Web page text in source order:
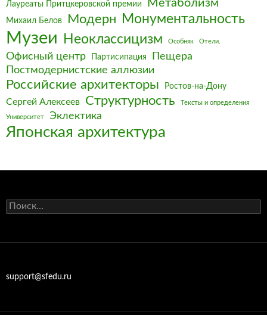
Лауреаты Притцкеровской премии
Метаболизм
Михаил Белов Модерн Монументальность
Музеи Неоклассицизм Особняк Отели.
Офисный центр Партисипация
Пещера
Постмодернистские аллюзии
Российские архитекторы Ростов-на-Дону
Сергей Алексеев Структурность Тексты и определения
Университет Эклектика
Японская архитектура
Найти:
support@sfedu.ru